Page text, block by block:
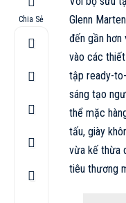
Chia Sẻ
Glenn
đến gần
vào các
tập ready-
sáng tạo
thể mặc
tấu, giày
vừa kế thừa
tiêu thương